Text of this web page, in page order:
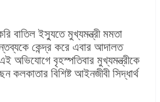
বাতিল ইস্যুতে মুখ্যমন্ত্রী মমতা
কেন্দ্র করে এবার আদালত
অভিযোগে বৃহস্পতিবার মুখ্যমন্ত্রীকে
কলকাতার বিশিষ্ট আইনজীবী সিদ্ধার্থ